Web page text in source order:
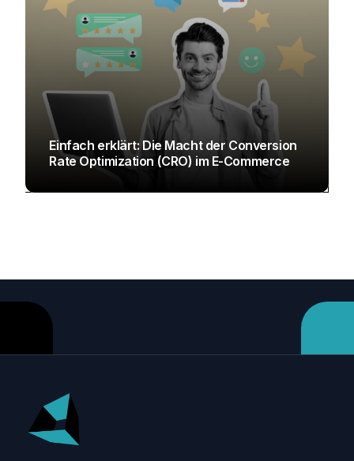
Einfach erklärt: Die Macht der Conversion
Rate Optimization (CRO) im E-Commerce